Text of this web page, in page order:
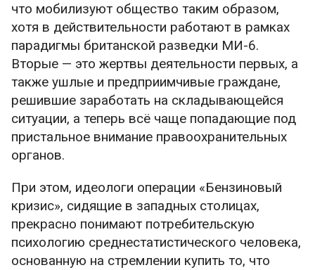
что мобилизуют общество таким образом,
хотя в действительности работают в рамках
парадигмы британской разведки МИ-6.
Вторые — это жертвы деятельности первых, а
также ушлые и предприимчивые граждане,
решившие заработать на складывающейся
ситуации, а теперь всё чаще попадающие под
пристальное внимание правоохранительных
органов.
При этом, идеологи операции «Бензиновый
кризис», сидящие в западных столицах,
прекрасно понимают потребительскую
психологию среднестатистического человека,
основанную на стремлении купить то, что